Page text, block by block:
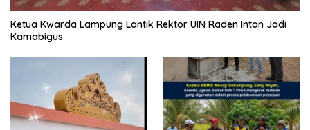
Ketua Kwarda Lampung Lantik Rektor UIN Raden Intan Jadi
Kamabigus